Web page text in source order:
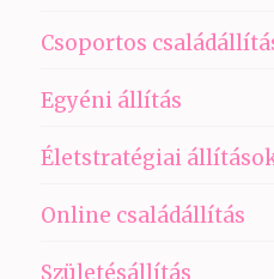
Csoportos
Egyéni állítás
Életstratégiai
Online családállítás
Születésállítás